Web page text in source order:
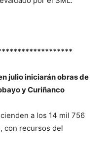
julio iniciarán obras de
y Curiñanco
a los 14 mil 756
con recursos del